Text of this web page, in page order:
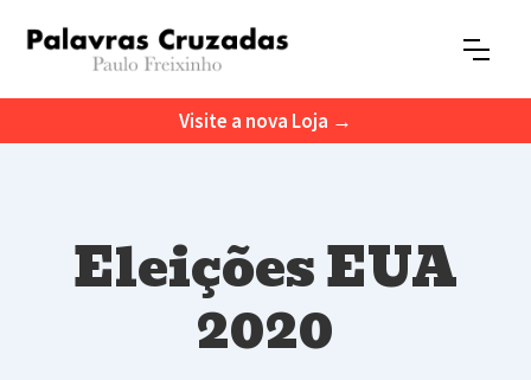
Visite a nova Loja →
Eleições EUA
2020